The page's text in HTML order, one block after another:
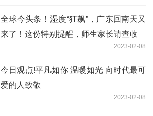
全球今头条！湿度“狂飙”，广东回南天又
来了！这份特别提醒，师生家长请查收
2023-02-08
今日观点!平凡如你 温暖如光 向时代最可
爱的人致敬
2023-02-08